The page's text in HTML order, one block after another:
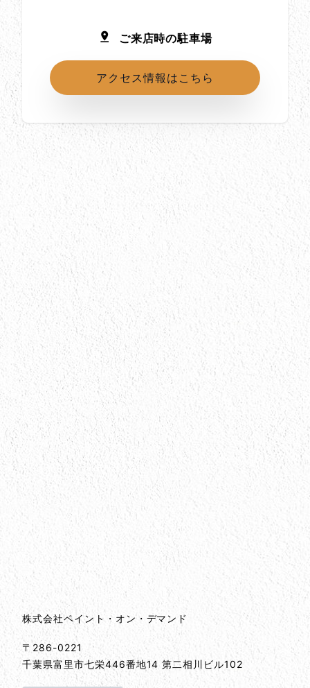
ご来店時の駐車場
アクセス情報はこちら
所在地
会社情報とサイトマップ
会社情報
株式会社ペイント・オン・デマンド
〒286-0221
千葉県富里市七栄446番地14 第二相川ビル102